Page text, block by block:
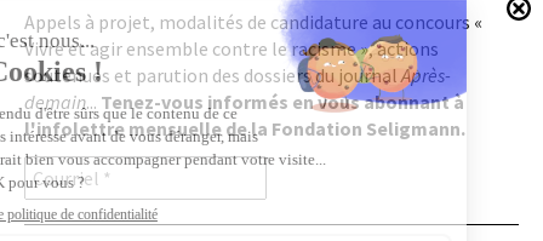
En renseignant votre adresse électronique, vous
consentez à recevoir l'infolettre de la Fondation
Seligmann, conformément à notrepolitique de
confidentialité. Il vous sera possible de vous
désabonner à tout moment.
Appels à projet, modalités de candidature au concours «
Vivre et agir ensemble contre le racisme », actions
soutenues et parution des dossiers du journalAprès-
demain... Tenez-vous informés en vous abonnant à
l'infolettre mensuelle de la Fondation Seligmann.